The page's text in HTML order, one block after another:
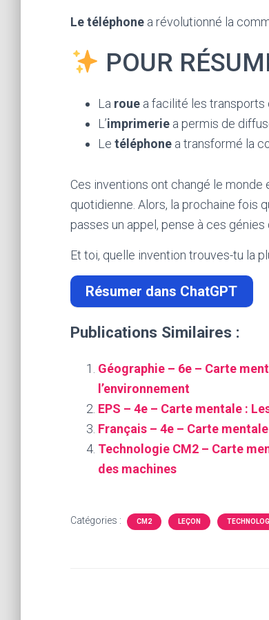
Le téléphone a révolutionné la
POUR
La roue a facilité les transports
L’imprimerie a permis de
Le téléphone a transformé la
Ces inventions ont changé le
quotidienne. Alors, la prochaine fois
passes un appel, pense à ces
Et toi, quelle invention trouves-tu la
Résumer dans ChatGPT
Publications Similaires :
Géographie – 6e – Carte
l’environnement
EPS – 4e – Carte mentale :
Français – 4e – Carte
Technologie CM2 – Carte
des machines
Catégories : CM2 LEÇON